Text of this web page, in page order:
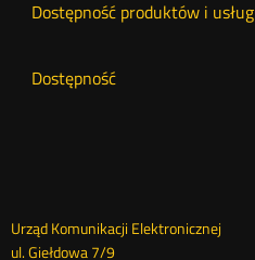
Dostępność produktów i usług
Dostępność
Dane
Urząd Komunikacji Elektronicznej
ul. Giełdowa 7/9